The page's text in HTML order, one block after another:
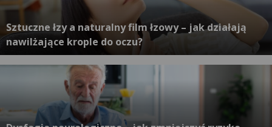
Sztuczne łzy a naturalny film łzowy – jak działają
nawilżające krople do oczu?